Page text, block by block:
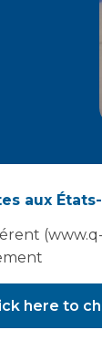
aux
here to